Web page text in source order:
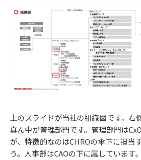
上のスライドが当社の組織図です。右
真ん中が管理部門です。管理部門は
が、特徴的なのはCHROの傘下に担当
う。人事部はCAOの下に属しています